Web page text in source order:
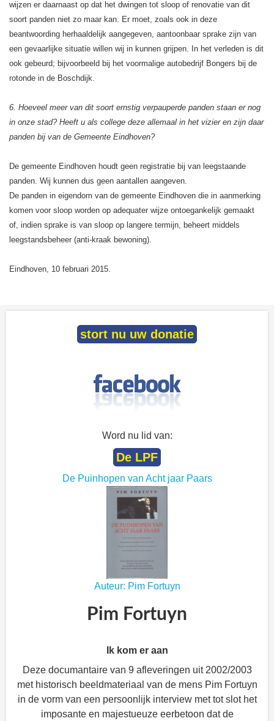
wijzen er daarnaast op dat het dwingen tot sloop of renovatie van dit
soort panden niet zo maar kan. Er moet, zoals ook in deze
beantwoording herhaaldelijk aangegeven, aantoonbaar sprake zijn van
een gevaarlijke situatie willen wij in kunnen grijpen. In het verleden is dit
ook gebeurd; bijvoorbeeld bij het voormalige autobedrijf Bongers bij de
rotonde in de Boschdijk.
6. Hoeveel meer van dit soort ernstig verpauperde panden staan er nog
in onze stad? Heeft u als college deze allemaal in het vizier en zijn daar
panden bij van de Gemeente Eindhoven?
De gemeente Eindhoven houdt geen registratie bij van leegstaande
panden. Wij kunnen dus geen aantallen aangeven.
De panden in eigendom van de gemeente Eindhoven die in aanmerking
komen voor sloop worden op adequater wijze ontoegankelijk gemaakt
of, indien sprake is van sloop op langere termijn, beheert middels
leegstandsbeheer (anti-kraak bewoning).
Eindhoven, 10 februari 2015.
stort nu uw donatie
Word nu lid van:
De LPF
De Puinhopen van Acht jaar Paars
Auteur: Pim Fortuyn
Pim Fortuyn
Ik kom er aan
Deze documantaire van 9 afleveringen uit 2002/2003
met historisch beeldmateriaal van de mens Pim Fortuyn
in de vorm van een persoonlijk interview met tot slot het
imposante en majestueuze eerbetoon dat de